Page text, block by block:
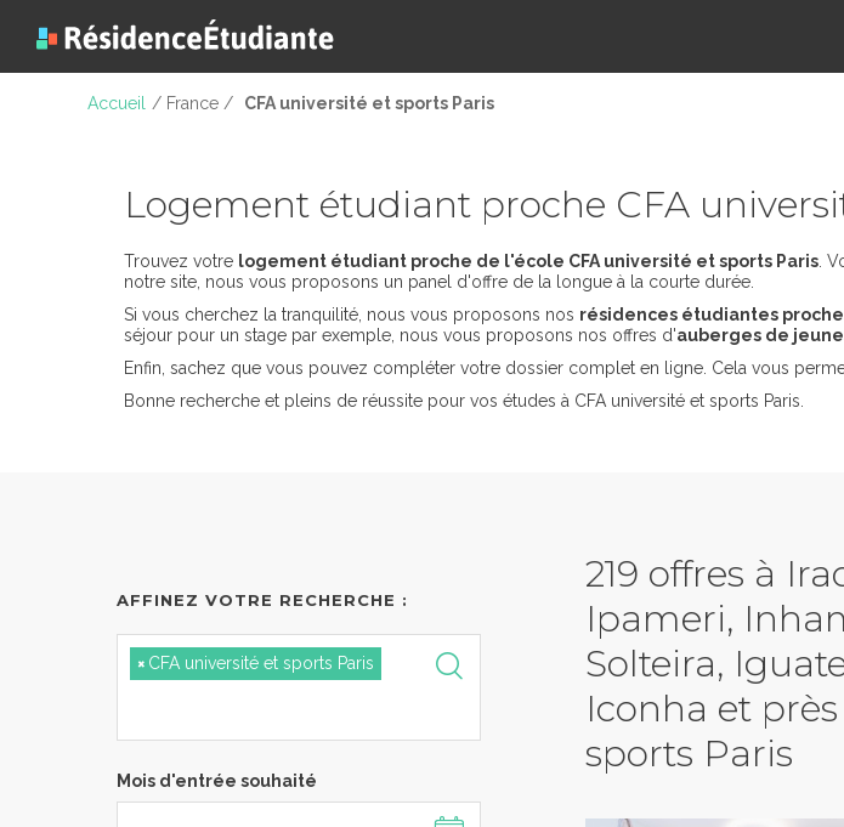
Accueil / France / CFA université et sports Paris
Logement étudiant proche CFA
Trouvez votre logement étudiant proche de l'école CFA université et sports Paris .
notre site, nous vous proposons un panel d'offre de la longue à la courte durée.
Si vous cherchez la tranquilité, nous vous proposons nos résidences étudiantes
séjour pour un stage par exemple, nous vous proposons nos offres d'auberges de
Enfin, sachez que vous pouvez compléter votre dossier complet en ligne. Cela vous
Bonne recherche et pleins de réussite pour vos études à CFA université et sports Paris.
219 offres à
Ipameri,
Solteira,
Iconha et
sports Paris
AFFINEZ VOTRE RECHERCHE :
× CFA université et sports Paris
Mois d'entrée souhaité